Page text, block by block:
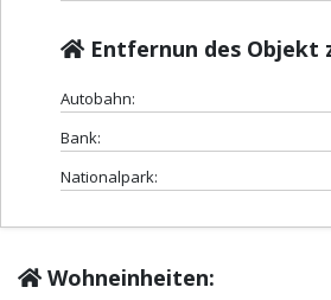
Entfernun des Objekt
Autobahn:
Bank:
Nationalpark:
Wohneinheiten: